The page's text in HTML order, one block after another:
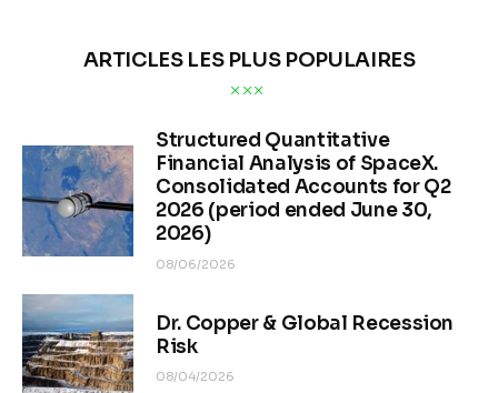
ARTICLES LES PLUS POPULAIRES
Structured Quantitative
Financial Analysis of SpaceX.
Consolidated Accounts for Q2
2026 (period ended June 30,
2026)
08/06/2026
Dr. Copper & Global Recession
Risk
08/04/2026